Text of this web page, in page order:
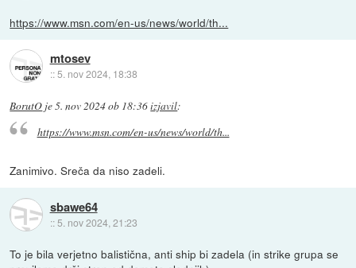
https://www.msn.com/en-us/news/world/th...
mtosev
::5. nov 2024, 18:38
BorutO je5. nov 2024 ob 18:36izjavil:
https://www.msn.com/en-us/news/world/th...
Zanimivo. Sreča da niso zadeli.
sbawe64
:: 5. nov 2024, 21:23
To je bila verjetno balistična, anti ship bi zadela (in strike grupa se